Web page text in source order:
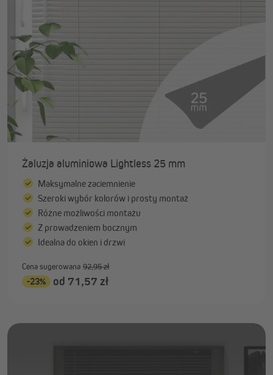
Żaluzja aluminiowa Lightless 25 mm
Maksymalne zaciemnienie
Szeroki wybór kolorów i prosty montaż
Różne możliwości montażu
Z prowadzeniem bocznym
Idealna do okien i drzwi
Cena sugerowana 92,95 zł
-23% od 71,57 zł